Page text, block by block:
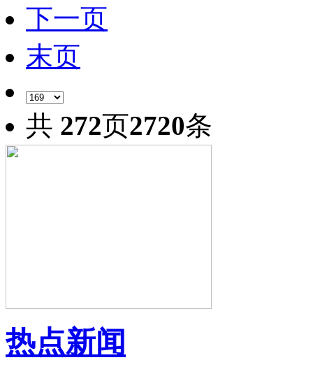
下一页
末页
共 272页2720条
热点新闻